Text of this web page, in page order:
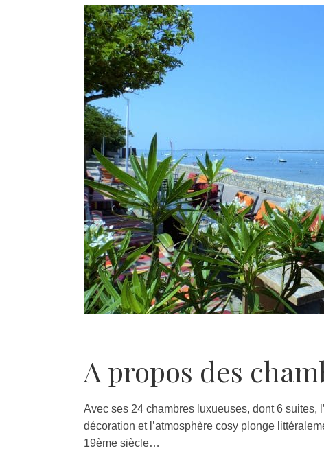
A propos des
Avec ses 24 chambres luxueuses, dont 6 suites,
décoration et l’atmosphère cosy plonge
19ème siècle…